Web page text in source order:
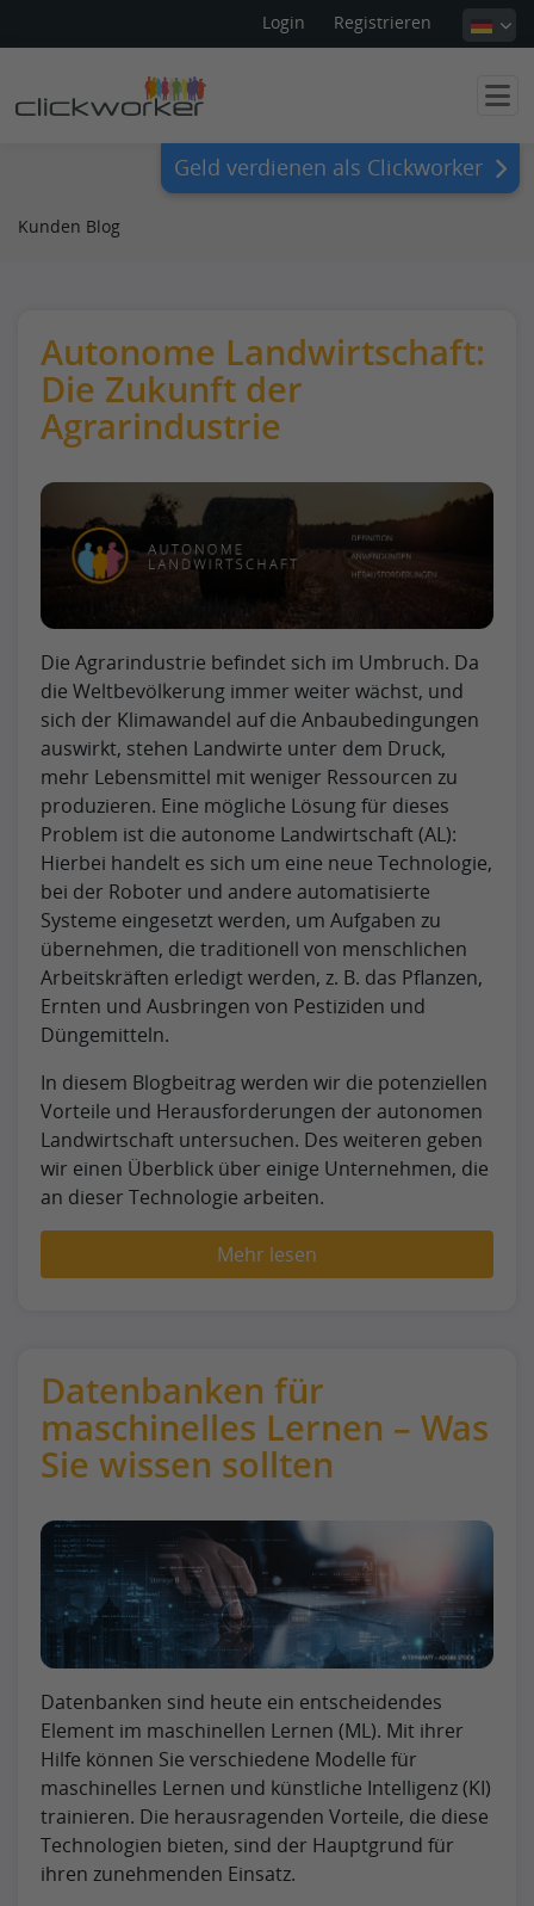
Login Registrieren
Geld verdienen als Clickworker
Kunden Blog
Autonome Landwirtschaft:
Die Zukunft der
Agrarindustrie
Die Agrarindustrie befindet sich im Umbruch. Da
die Weltbevölkerung immer weiter wächst, und
sich der Klimawandel auf die Anbaubedingungen
auswirkt, stehen Landwirte unter dem Druck,
mehr Lebensmittel mit weniger Ressourcen zu
produzieren. Eine mögliche Lösung für dieses
Problem ist die autonome Landwirtschaft (AL):
Hierbei handelt es sich um eine neue Technologie,
bei der Roboter und andere automatisierte
Systeme eingesetzt werden, um Aufgaben zu
übernehmen, die traditionell von menschlichen
Arbeitskräften erledigt werden, z. B. das Pflanzen,
Ernten und Ausbringen von Pestiziden und
Düngemitteln.
In diesem Blogbeitrag werden wir die potenziellen
Vorteile und Herausforderungen der autonomen
Landwirtschaft untersuchen. Des weiteren geben
wir einen Überblick über einige Unternehmen, die
an dieser Technologie arbeiten.
Mehr lesen
Datenbanken für
maschinelles Lernen – Was
Sie wissen sollten
Datenbanken sind heute ein entscheidendes
Element im maschinellen Lernen (ML). Mit ihrer
Hilfe können Sie verschiedene Modelle für
maschinelles Lernen und künstliche Intelligenz (KI)
trainieren. Die herausragenden Vorteile, die diese
Technologien bieten, sind der Hauptgrund für
ihren zunehmenden Einsatz.